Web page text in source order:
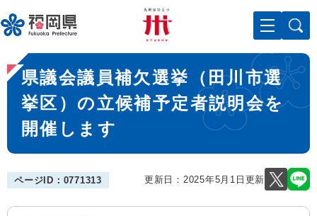
ー
ジ
先
頭
メニューを飛ばして本文へ
本
文
県議会議員補欠選挙（田川市選
挙区）の立候補予定者説明会を
開催します
ページID：0771313 更新日：2025年5月1日更新